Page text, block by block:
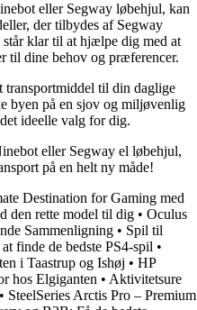
eller Segway løbehjul, kan
der tilbydes af Segway
klar til at hjælpe dig med at
til dine behov og præferencer.
transportmiddel til din daglige
byen på en sjov og miljøvenlig
ideelle valg for dig.
eller Segway el løbehjul,
på en helt ny måde!
Destination for Gaming med
den rette model til dig • Oculus
Sammenligning • Spil til
finde de bedste PS4-spil •
i Taastrup og Ishøj • HP
hos Elgiganten • Aktivitetsure
• SteelSeries Arctis Pro – Premium